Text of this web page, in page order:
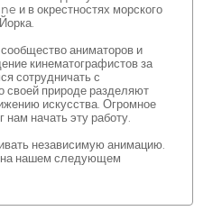
и в окрестностях морского
аниматоров и
кинематографистов за
сотрудничать с
своей природе разделяют
искусства. Огромное
нам начать эту работу.
независимую анимацию.
на нашем следующем